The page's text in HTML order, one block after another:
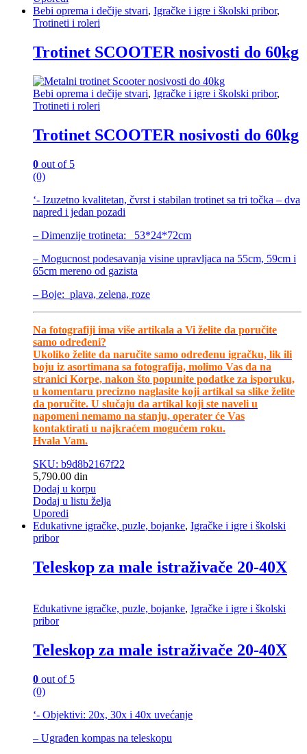
Bebi oprema i dečije stvari, Igračke i igre i školski pribor,
Trotineti i roleri
Trotinet SCOOTER nosivosti do 60kg
Bebi oprema i dečije stvari, Igračke i igre i školski pribor,
Trotineti i roleri
Trotinet SCOOTER nosivosti do 60kg
0 out of 5
(0)
‘- Izuzetno kvalitetan, čvrst i stabilan trotinet sa tri točka – dva
napred i jedan pozadi
– Dimenzije trotineta: 53*24*72cm
– Mogucnost podesavanja visine upravljaca na 55cm, 59cm i
65cm mereno od gazista
– Boje: plava, zelena, roze
Na fotografiji ima više artikala a Vi želite da poručite
samo određeni?
Ukoliko želite da naručite samo određenu igračku, lik ili
boju iz asortimana sa fotografija, molimo Vas da na
stranici Korpe, nakon što popunite podatke za isporuku,
u komentaru precizno naglasite koji artikal sa slike želite
da poručite. U slučaju da artikal koji ste naveli u
napomeni nemamo na stanju, operater će Vas
kontaktirati u najkraćem mogućem roku.
Hvala Vam.
SKU: b9d8b2167f22
5,790.00 din
Dodaj u korpu
Dodaj u listu želja
Uporedi
Edukativne igračke, puzle, bojanke, Igračke i igre i školski
pribor
Teleskop za male istraživače 20-40X
Edukativne igračke, puzle, bojanke, Igračke i igre i školski
pribor
Teleskop za male istraživače 20-40X
0 out of 5
(0)
‘- Objektivi: 20x, 30x i 40x uvećanje
– Ugrađen kompas na teleskopu